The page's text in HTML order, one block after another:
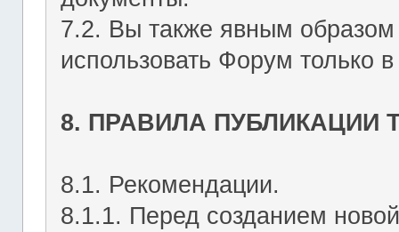
7.2. Вы также явным образом
использовать Форум только
8. ПРАВИЛА
8.1. Рекомендации.
8.1.1. Перед созданием